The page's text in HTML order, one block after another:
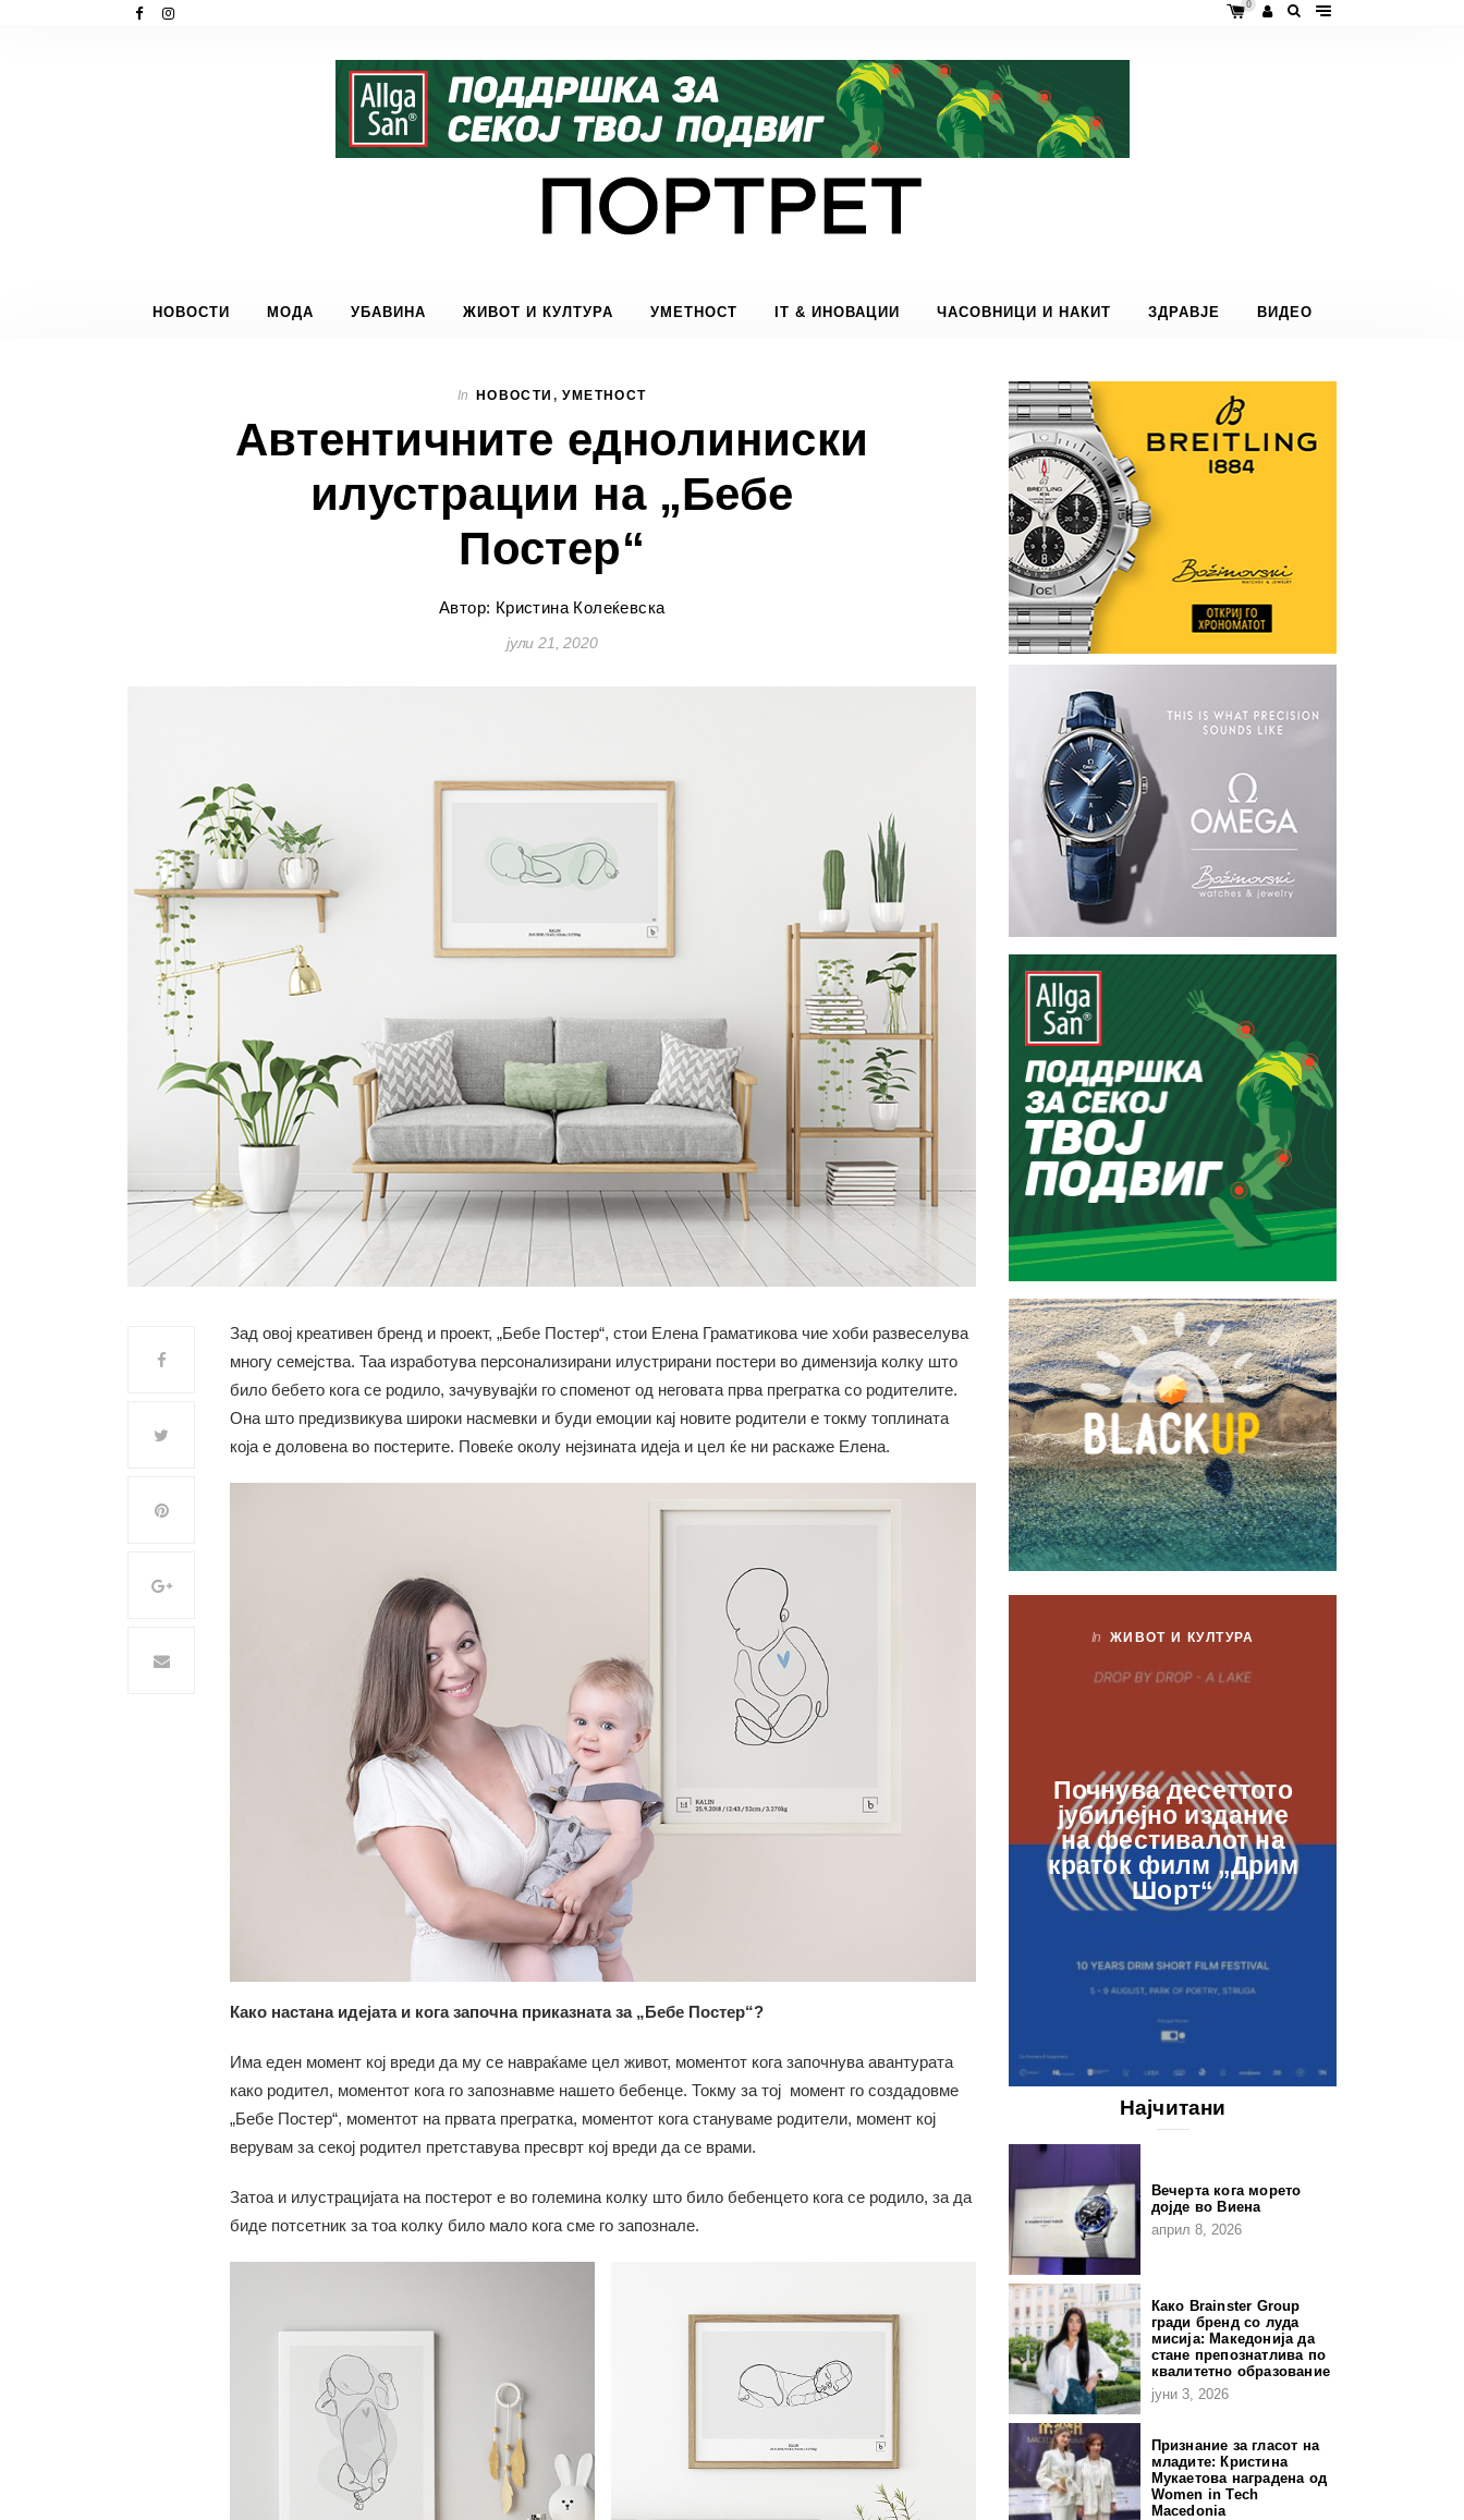
0
НОВОСТИ МОДА УБАВИНА ЖИВОТ И КУЛТУРА УМЕТНОСТ IT & ИНОВАЦИИ ЧАСОВНИЦИ И НАКИТ ЗДРАВЈЕ ВИДЕО
In НОВОСТИ ,УМЕТНОСТ
Автентичните еднолиниски
илустрации на „Бебе
Постер“
Автор: Кристина Колеќевска
јули 21, 2020
Зад овој креативен бренд и проект, „Бебе Постер“, стои Елена Граматикова чие хоби развеселува
многу семејства. Таа изработува персонализирани илустрирани постери во димензија колку што
било бебето кога се родило, зачувувајќи го споменот од неговата прва прегратка со родителите.
Она што предизвикува широки насмевки и буди емоции кај новите родители е токму топлината
која е доловена во постерите. Повеќе околу нејзината идеја и цел ќе ни раскаже Елена.
Како настана идејата и кога започна приказната за „Бебе Постер“?
Има еден момент кој вреди да му се навраќаме цел живот, моментот кога започнува авантурата
како родител, моментот кога го запознавме нашето бебенце. Токму за тој момент го создадовме
„Бебе Постер“, моментот на првата прегратка, моментот кога стануваме родители, момент кој
верувам за секој родител претставува пресврт кој вреди да се врами.
Затоа и илустрацијата на постерот е во големина колку што било бебенцето кога се родило, за да
биде потсетник за тоа колку било мало кога сме го запознале.
In ЖИВОТ И КУЛТУРА
Почнува десеттото
јубилејно издание
на фестивалот на
краток филм „Дрим
Шорт“
Најчитани
Вечерта кога морето
дојде во Виена
април 8, 2026
Како Brainster Group
гради бренд со луда
мисија: Македонија да
стане препознатлива по
квалитетно образование
јуни 3, 2026
Признание за гласот на
младите: Кристина
Мукаетова наградена од
Women in Tech
Macedonia